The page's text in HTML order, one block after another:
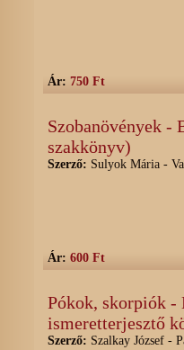
Ár: 750 Ft
Szobanövények -
szakkönyv)
Szerző: Sulyok Mária -
Ár: 600 Ft
Pókok, skorpiók -
ismeretterjesztő
Szerző: Szalkay József -